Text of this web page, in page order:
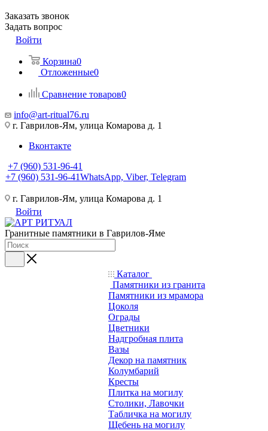
Заказать звонок
Задать вопрос
Войти
Корзина0
Отложенные0
Сравнение товаров0
info@art-ritual76.ru
г. Гаврилов-Ям, улица Комарова д. 1
Вконтакте
+7 (960) 531-96-41
+7 (960) 531-96-41WhatsApp, Viber, Telegram
г. Гаврилов-Ям, улица Комарова д. 1
Войти
Гранитные памятники в Гаврилов-Яме
Каталог
Памятники из гранита
Памятники из мрамора
Цоколя
Ограды
Цветники
Надгробная плита
Вазы
Декор на памятник
Колумбарий
Кресты
Плитка на могилу
Столики, Лавочки
Табличка на могилу
Щебень на могилу